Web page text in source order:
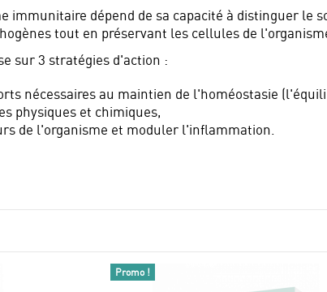
immunitaire dépend de sa capacité à distinguer
tout en préservant les cellules de
sur 3 stratégies d'action :
nécessaires au maintien de l'homéostasie
physiques et chimiques,
de l'organisme et moduler l'inflammation.
Promo !